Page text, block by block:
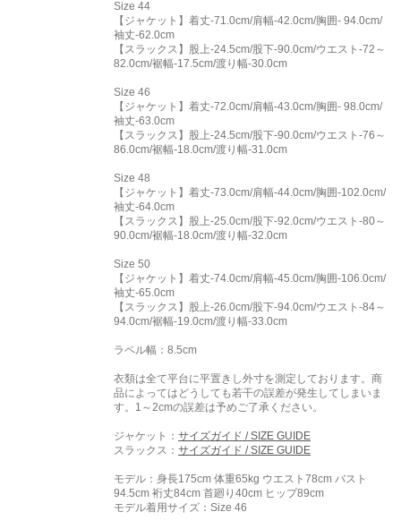
Size 44
【ジャケット】着丈-71.0cm/肩幅-42.0cm/胸囲- 94.0cm/
袖丈-62.0cm
【スラックス】股上-24.5cm/股下-90.0cm/ウエスト-72～
82.0cm/裾幅-17.5cm/渡り幅-30.0cm
Size 46
【ジャケット】着丈-72.0cm/肩幅-43.0cm/胸囲- 98.0cm/
袖丈-63.0cm
【スラックス】股上-24.5cm/股下-90.0cm/ウエスト-76～
86.0cm/裾幅-18.0cm/渡り幅-31.0cm
Size 48
【ジャケット】着丈-73.0cm/肩幅-44.0cm/胸囲-102.0cm/
袖丈-64.0cm
【スラックス】股上-25.0cm/股下-92.0cm/ウエスト-80～
90.0cm/裾幅-18.0cm/渡り幅-32.0cm
Size 50
【ジャケット】着丈-74.0cm/肩幅-45.0cm/胸囲-106.0cm/
袖丈-65.0cm
【スラックス】股上-26.0cm/股下-94.0cm/ウエスト-84～
94.0cm/裾幅-19.0cm/渡り幅-33.0cm
ラペル幅：8.5cm
衣類は全て平台に平置きし外寸を測定しております。商
品によってはどうしても若干の誤差が発生してしまいま
す。1～2cmの誤差は予めご了承ください。
ジャケット： サイズガイド / SIZE GUIDE
スラックス： サイズガイド / SIZE GUIDE
モデル：身長175cm 体重65kg ウエスト78cm バスト
94.5cm 裄丈84cm 首廻り40cm ヒップ89cm
モデル着用サイズ： Size 46